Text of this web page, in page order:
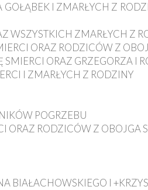
I ZMARŁYCH Z
WSZYSTKICH ZMARŁYCH Z
ORAZ RODZICÓW Z
ORAZ GRZEGORZA I
I ZMARŁYCH Z RODZINY
POGRZEBU
ORAZ RODZICÓW Z OBOJGA
BIAŁACHOWSKIEGO I